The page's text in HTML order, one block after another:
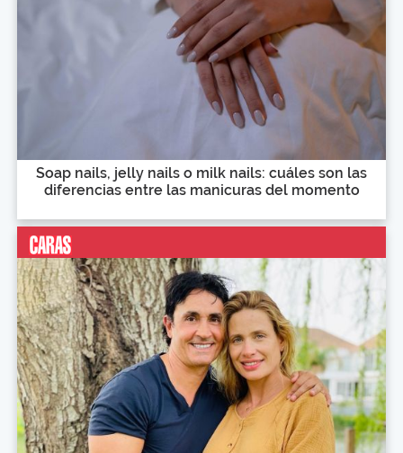
Soap nails, jelly nails o milk nails: cuáles son las
diferencias entre las manicuras del momento